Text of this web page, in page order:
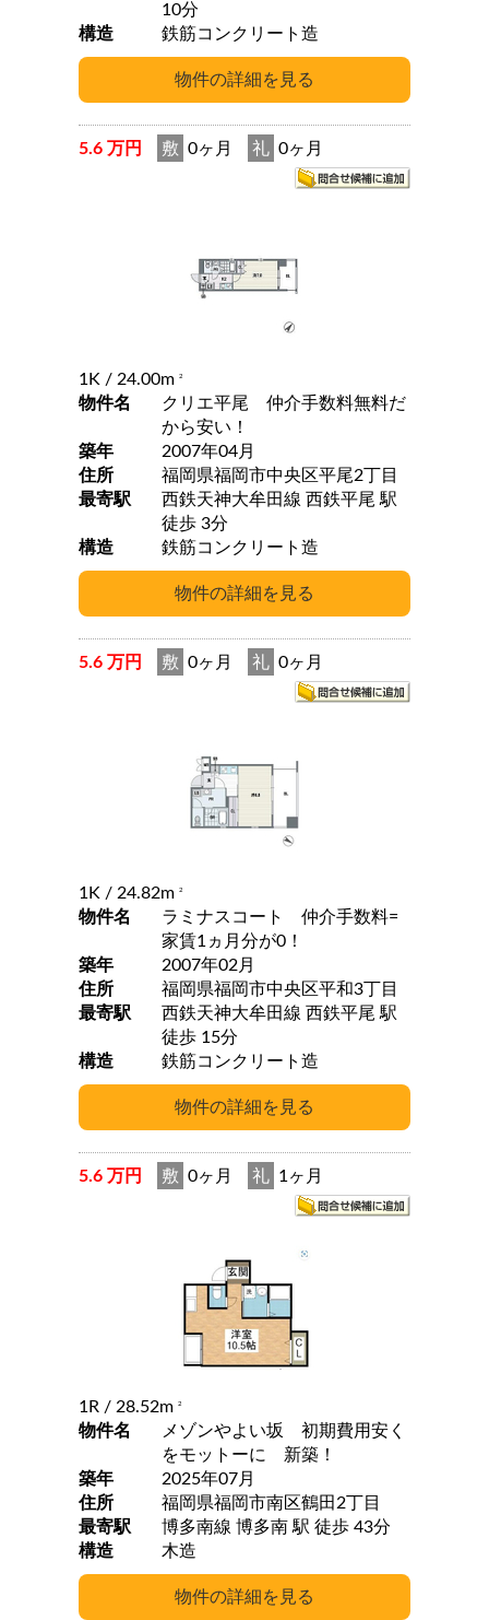
10分
構造
鉄筋コンクリート造
5.6 万円 敷 0ヶ月 礼 0ヶ月
1K / 24.00m 2
物件名
クリエ平尾 仲介手数料無料だ
から安い！
築年
2007年04月
住所
福岡県福岡市中央区平尾2丁目
最寄駅
西鉄天神大牟田線 西鉄平尾 駅
徒歩 3分
構造
鉄筋コンクリート造
5.6 万円 敷 0ヶ月 礼 0ヶ月
1K / 24.82m 2
物件名
ラミナスコート 仲介手数料=
家賃1ヵ月分が0！
築年
2007年02月
住所
福岡県福岡市中央区平和3丁目
最寄駅
西鉄天神大牟田線 西鉄平尾 駅
徒歩 15分
構造
鉄筋コンクリート造
5.6 万円 敷 0ヶ月 礼 1ヶ月
1R / 28.52m 2
物件名
メゾンやよい坂 初期費用安く
をモットーに 新築！
築年
2025年07月
住所
福岡県福岡市南区鶴田2丁目
最寄駅
博多南線 博多南 駅 徒歩 43分
構造
木造